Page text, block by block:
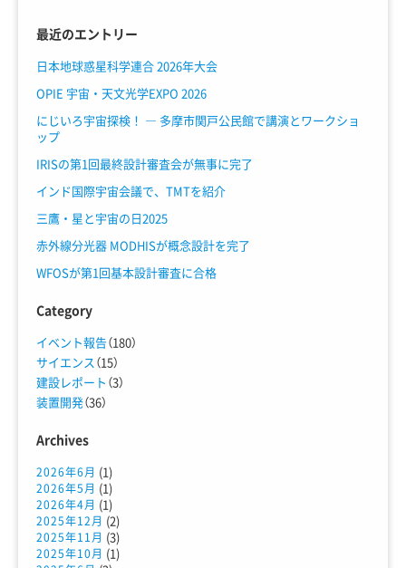
最近のエントリー
日本地球惑星科学連合 2026年大会
OPIE 宇宙・天文光学EXPO 2026
にじいろ宇宙探検！ ― 多摩市関戸公民館で講演とワークショ
ップ
IRISの第1回最終設計審査会が無事に完了
インド国際宇宙会議で、TMTを紹介
三鷹・星と宇宙の日2025
赤外線分光器 MODHISが概念設計を完了
WFOSが第1回基本設計審査に合格
Category
イベント報告（180）
サイエンス （15）
建設レポート （3）
装置開発（36）
Archives
2026年6月 (1)
2026年5月 (1)
2026年4月 (1)
2025年12月 (2)
2025年11月 (3)
2025年10月 (1)